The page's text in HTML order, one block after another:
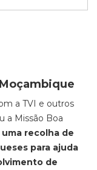
a TVI e outros
a Missão Boa
recolha de
para ajuda
de